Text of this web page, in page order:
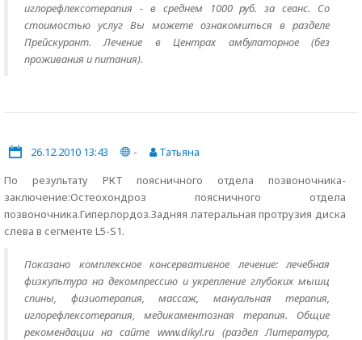
иглорефлексотерапия - в среднем 1000 руб. за сеанс. Со
стоимостью услуг Вы можете ознакомиться в разделе
Прейскурант. Лечение в Центрах амбулаторное (без
проживания и питания).
26.12.2010 13:43 -
Татьяна
По результату РКТ поясничного отдела позвоночника-
заключение:Остеохондроз поясничного отдела
позвоночника.Гиперлордоз.Задняя латеральная протрузия диска
слева в сегменте L5-S1.
Показано комплексное консервативное лечение: лечебная
физкультура на декомпрессию и укрепление глубоких мышц
спины, физиотерапия, массаж, мануальная терапия,
иглорефлексотерапия, медикаментозная терапия. Общие
рекомендации на сайте www.dikyl.ru (раздел Литература,